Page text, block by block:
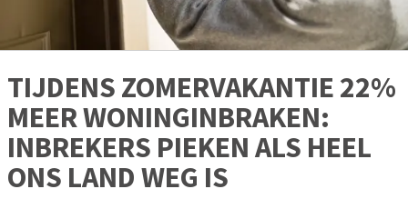
TIJDENS ZOMERVAKANTIE 22%
MEER WONINGINBRAKEN:
INBREKERS PIEKEN ALS HEEL
ONS LAND WEG IS